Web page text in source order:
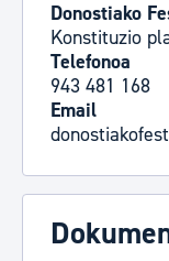
Donostiako
Konstituzio
Telefonoa
943 481 168
Email